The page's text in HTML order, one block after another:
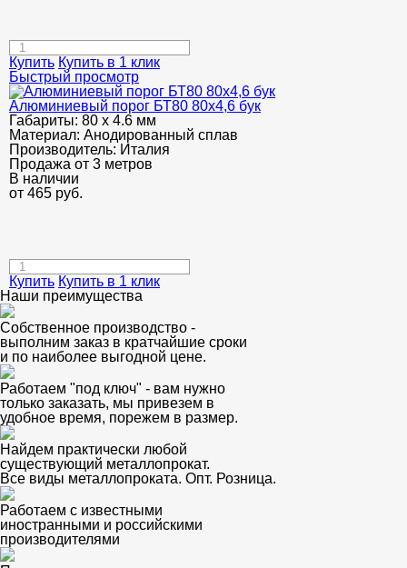
Купить Купить в 1 клик
Быстрый просмотр
Алюминиевый порог БТ80 80х4,6 бук
Габариты: 80 х 4.6 мм
Материал: Анодированный сплав
Производитель: Италия
Продажа от 3 метров
В наличии
от 465 руб.
Купить Купить в 1 клик
Наши преимущества
Собственное производство -
выполним заказ в кратчайшие сроки
и по наиболее выгодной цене.
Работаем "под ключ" - вам нужно
только заказать, мы привезем в
удобное время, порежем в размер.
Найдем практически любой
существующий металлопрокат.
Все виды металлопроката. Опт. Розница.
Работаем с известными
иностранными и российскими
производителями